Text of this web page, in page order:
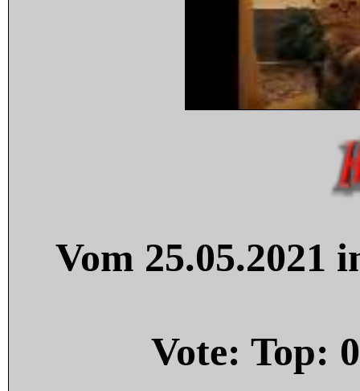
Vom 25.05.2021
Vote: Top: 0